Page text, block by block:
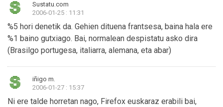
Sustatu.com
2006-01-25 : 11:31
%5 hori denetik da. Gehien dituena frantsesa, baina hala ere
%1 baino gutxiago. Bai, normalean despistatu asko dira
(Brasilgo portugesa, italiarra, alemana, eta abar)
iñigo m.
2006-01-27 : 15:37
Ni ere talde horretan nago, Firefox euskaraz erabili bai,